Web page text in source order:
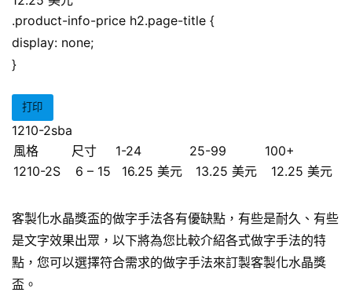
.product-info-price h2.page-title {
display: none;
}
打印
1210-2sba
風格
尺寸 1-24 25-99
100+
1210-2S
6 – 15 16.25 美元 13.25 美元 12.25 美元
客製化水晶獎盃的做字手法各有優缺點，有些是耐久、有些
是文字效果出眾，以下將為您比較介紹各式做字手法的特
點，您可以選擇符合需求的做字手法來訂製客製化水晶獎
盃。